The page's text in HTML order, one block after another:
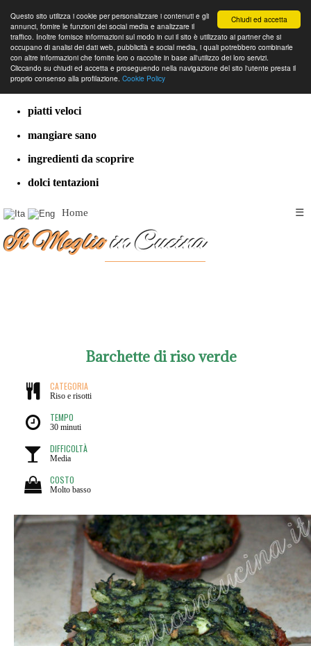
Chiudi ed accetta
Questo sito utilizza i cookie per personalizzare i contenuti e gli
annunci, fornire le funzioni dei social media e analizzare il
traffico. Inoltre fornisce informazioni sul modo in cui il sito è utilizzato ai partner che si
occupano di analisi dei dati web, pubblicità e social media, i quali potrebbero combinarle
con altre informazioni che fornite loro o raccolte in base all'utilizzo dei loro servizi.
Cliccando su chiudi ed accetta e proseguendo nella navigazione del sito l'utente presta il
proprio consenso alla profilazione. Cookie Policy
cucina dal mondo
ricette classiche
piatti veloci
mangiare sano
ingredienti da scoprire
dolci tentazioni
Home ☰
Il Meglioin Cucina
Barchette di riso verde
CATEGORIA
Riso e risotti
TEMPO
30 minuti
DIFFICOLTÀ
Media
COSTO
Molto basso